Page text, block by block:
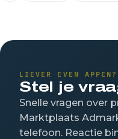
LIEVER EVEN APPEN?
Stel je
Snelle vragen over
Marktplaats
telefoon. Reactie